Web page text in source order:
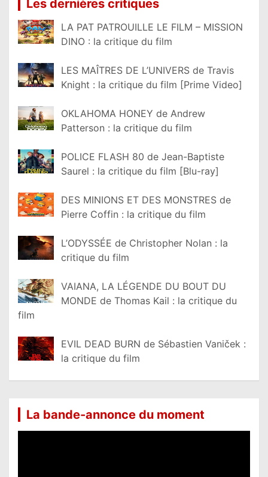
Les dernières critiques
LA PAT PATROUILLE LE FILM – MISSION
DINO : la critique du film
LES MAÎTRES DE L’UNIVERS de Travis
Knight : la critique du film [Prime Video]
OKLAHOMA HONEY de Andrew
Patterson : la critique du film
POLICE FLASH 80 de Jean-Baptiste
Saurel : la critique du film [Blu-ray]
DES MINIONS ET DES MONSTRES de
Pierre Coffin : la critique du film
L’ODYSSÉE de Christopher Nolan : la
critique du film
VAIANA, LA LÉGENDE DU BOUT DU
MONDE de Thomas Kail : la critique du
film
EVIL DEAD BURN de Sébastien Vaniček :
la critique du film
La bande-annonce du moment